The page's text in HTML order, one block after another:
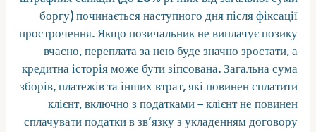
боргу) починається наступного дня після фіксації
прострочення. Якщо позичальник не виплачує позику
вчасно, переплата за нею буде значно зростати, а
кредитна історія може бути зіпсована. Загальна сума
зборів, платежів та інших втрат, які повинен сплатити
клієнт, включно з податками – клієнт не повинен
сплачувати податки в зв’язку з укладенням договору